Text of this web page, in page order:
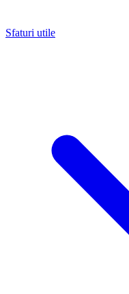
Sfaturi utile